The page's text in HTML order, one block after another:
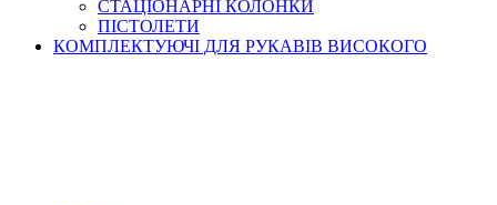
СТАЦІОНАРНІ КОЛОНКИ
ПІСТОЛЕТИ
КОМПЛЕКТУЮЧІ ДЛЯ РУКАВІВ ВИСОКОГО